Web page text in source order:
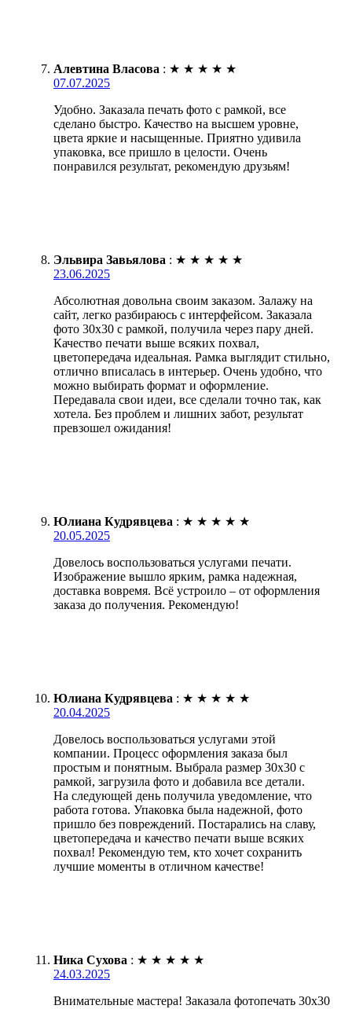
Алевтина Власова : ★ ★ ★ ★ ★
07.07.2025
Удобно. Заказала печать фото с рамкой, все
сделано быстро. Качество на высшем уровне,
цвета яркие и насыщенные. Приятно удивила
упаковка, все пришло в целости. Очень
понравился результат, рекомендую друзьям!
Эльвира Завьялова : ★ ★ ★ ★ ★
23.06.2025
Абсолютная довольна своим заказом. Залажу на
сайт, легко разбираюсь с интерфейсом. Заказала
фото 30х30 с рамкой, получила через пару дней.
Качество печати выше всяких похвал,
цветопередача идеальная. Рамка выглядит стильно,
отлично вписалась в интерьер. Очень удобно, что
можно выбирать формат и оформление.
Передавала свои идеи, все сделали точно так, как
хотела. Без проблем и лишних забот, результат
превзошел ожидания!
Юлиана Кудрявцева : ★ ★ ★ ★ ★
20.05.2025
Довелось воспользоваться услугами печати.
Изображение вышло ярким, рамка надежная,
доставка вовремя. Всё устроило – от оформления
заказа до получения. Рекомендую!
Юлиана Кудрявцева : ★ ★ ★ ★ ★
20.04.2025
Довелось воспользоваться услугами этой
компании. Процесс оформления заказа был
простым и понятным. Выбрала размер 30х30 с
рамкой, загрузила фото и добавила все детали.
На следующей день получила уведомление, что
работа готова. Упаковка была надежной, фото
пришло без повреждений. Постарались на славу,
цветопередача и качество печати выше всяких
похвал! Рекомендую тем, кто хочет сохранить
лучшие моменты в отличном качестве!
Ника Сухова : ★ ★ ★ ★ ★
24.03.2025
Внимательные мастера! Заказала фотопечать 30х30